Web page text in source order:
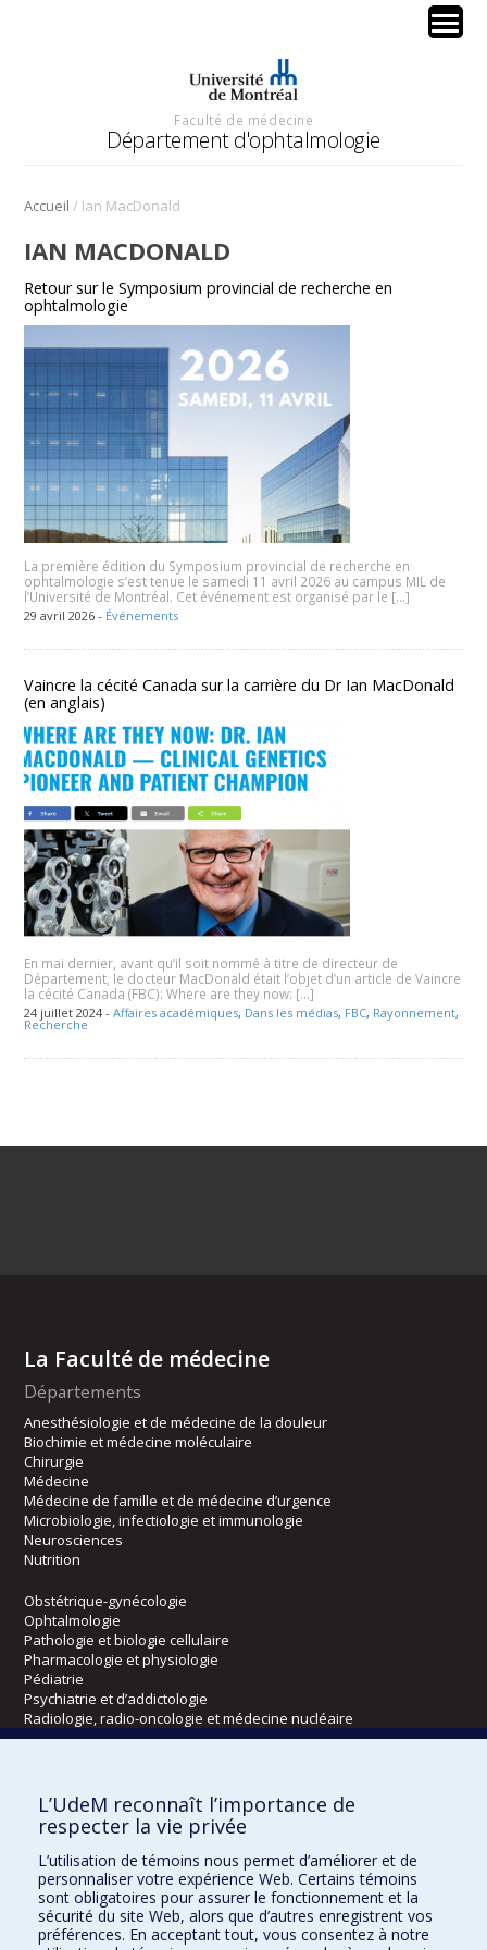
Faculté de médecine
Département d'ophtalmologie
Accueil / Ian MacDonald
IAN MACDONALD
Retour sur le Symposium provincial de recherche en
ophtalmologie
La première édition du Symposium provincial de recherche en
ophtalmologie s’est tenue le samedi 11 avril 2026 au campus MIL de
l’Université de Montréal. Cet événement est organisé par le […]
29 avril 2026 - Événements
Vaincre la cécité Canada sur la carrière du Dr Ian MacDonald
(en anglais)
En mai dernier, avant qu’il soit nommé à titre de directeur de
Département, le docteur MacDonald était l’objet d’un article de Vaincre
la cécité Canada (FBC): Where are they now: […]
24 juillet 2024 -Affaires académiques, Dans les médias, FBC, Rayonnement,
Recherche
La Faculté de médecine
Départements
Anesthésiologie et de médecine de la douleur
Biochimie et médecine moléculaire
Chirurgie
Médecine
Médecine de famille et de médecine d’urgence
Microbiologie, infectiologie et immunologie
Neurosciences
Nutrition
Obstétrique-gynécologie
Ophtalmologie
Pathologie et biologie cellulaire
Pharmacologie et physiologie
Pédiatrie
Psychiatrie et d’addictologie
Radiologie, radio-oncologie et médecine nucléaire
Écoles
Kinésiologie et des sciences de l’activité physique
Orthophonie et audiologie
Réadaptation
Directions
DPC
L’UdeM reconnaît l’importance de
respecter la vie privée
L’utilisation de témoins nous permet d’améliorer et de
personnaliser votre expérience Web. Certains témoins
sont obligatoires pour assurer le fonctionnement et la
sécurité du site Web, alors que d’autres enregistrent vos
préférences. En acceptant tout, vous consentez à notre